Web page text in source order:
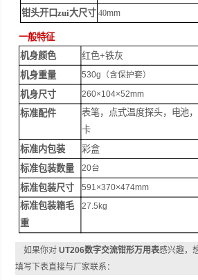
钳头开口zui大尺寸 40mm
一般特征
机身颜色 红色+铁灰
机身重量
530g （含保护套）
机身尺寸 260×104×52mm
标准配件
表笔，点式温度探头，电池
卡
标准内包装
彩盒
标准包装数量
20台
标准包装尺寸 591×370×474mm
标准包装箱毛
重
27.5kg
如果你对UT206数字交流钳形万用表感兴趣，
填写下表直接与厂家联系：